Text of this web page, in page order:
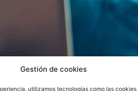
Gestión de cookies
utilizamos tecnologías como las cookies